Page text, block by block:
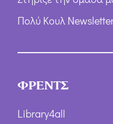
Πολύ Κουλ
ΦΡΕΝΤΣ
Library4all